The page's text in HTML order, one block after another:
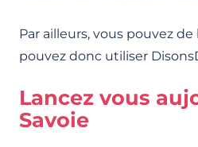
Par ailleurs, vous pouvez
pouvez donc utiliser
Lancez vous
Savoie